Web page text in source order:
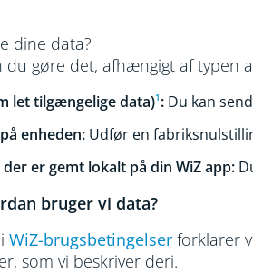
dine data?
du gøre det, afhængigt af typen
let tilgængelige data)¹: Du kan
enheden: Udfør en
der er gemt lokalt på din WiZ app:
bruger vi data?
WiZ-brugsbetingelser forklarer
som vi beskriver deri.